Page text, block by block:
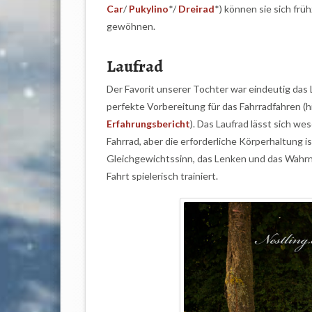
Car/ Pukylino*/ Dreirad*) können sie sich
gewöhnen.
Laufrad
Der Favorit unserer Tochter war eindeutig das
perfekte Vorbereitung für das Fahrradfahren
Erfahrungsbericht). Das Laufrad lässt sich
Fahrrad, aber die erforderliche Körperhaltung
Gleichgewichtssinn, das Lenken und das
Fahrt spielerisch trainiert.